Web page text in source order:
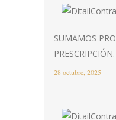
SUMAMOS
PRESCRIPCIÓN.
28 octubre, 2025